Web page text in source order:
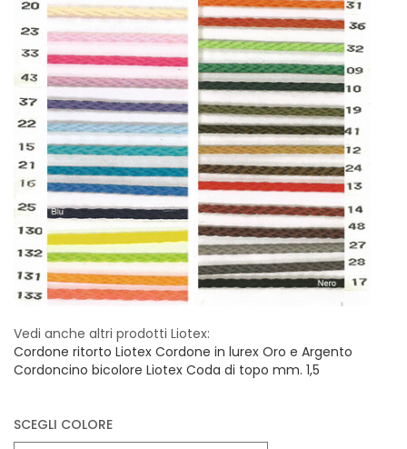
Vintage (165)
Vedi anche altri prodotti Liotex:
Cordone ritorto Liotex Cordone in lurex Oro e Argento
Cordoncino bicolore Liotex Coda di topo mm. 1,5
SCEGLI COLORE